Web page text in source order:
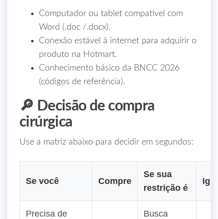
Computador ou tablet compatível com
Word (.doc /.docx).
Conexão estável à internet para adquirir o
produto na Hotmart.
Conhecimento básico da BNCC 2026
(códigos de referência).
🔎 Decisão de compra
cirúrgica
Use a matriz abaixo para decidir em segundos:
Se você Compre
Se sua
restrição é
Precisa de
Busca